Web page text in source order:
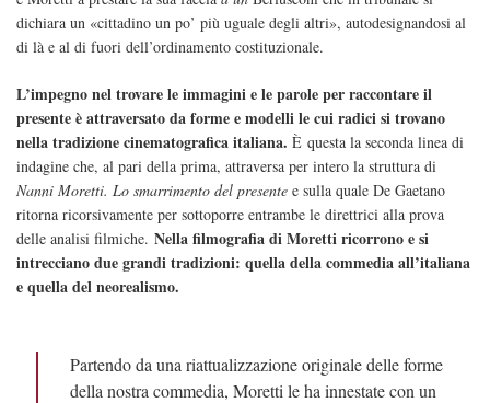
dichiara un «cittadino un po’ più uguale degli altri», autodesignandosi al
di là e al di fuori dell’ordinamento costituzionale.
L’impegno nel trovare le immagini e le parole per raccontare il
presente è attraversato da forme e modelli le cui radici si trovano
nella tradizione cinematografica italiana. È questa la seconda linea di
indagine che, al pari della prima, attraversa per intero la struttura di
Nanni Moretti. Lo smarrimento del presente e sulla quale De Gaetano
ritorna ricorsivamente per sottoporre entrambe le direttrici alla prova
delle analisi filmiche. Nella filmografia di Moretti ricorrono e si
intrecciano due grandi tradizioni: quella della commedia all’italiana
e quella del neorealismo.
Partendo da una riattualizzazione originale delle forme
della nostra commedia, Moretti le ha innestate con un